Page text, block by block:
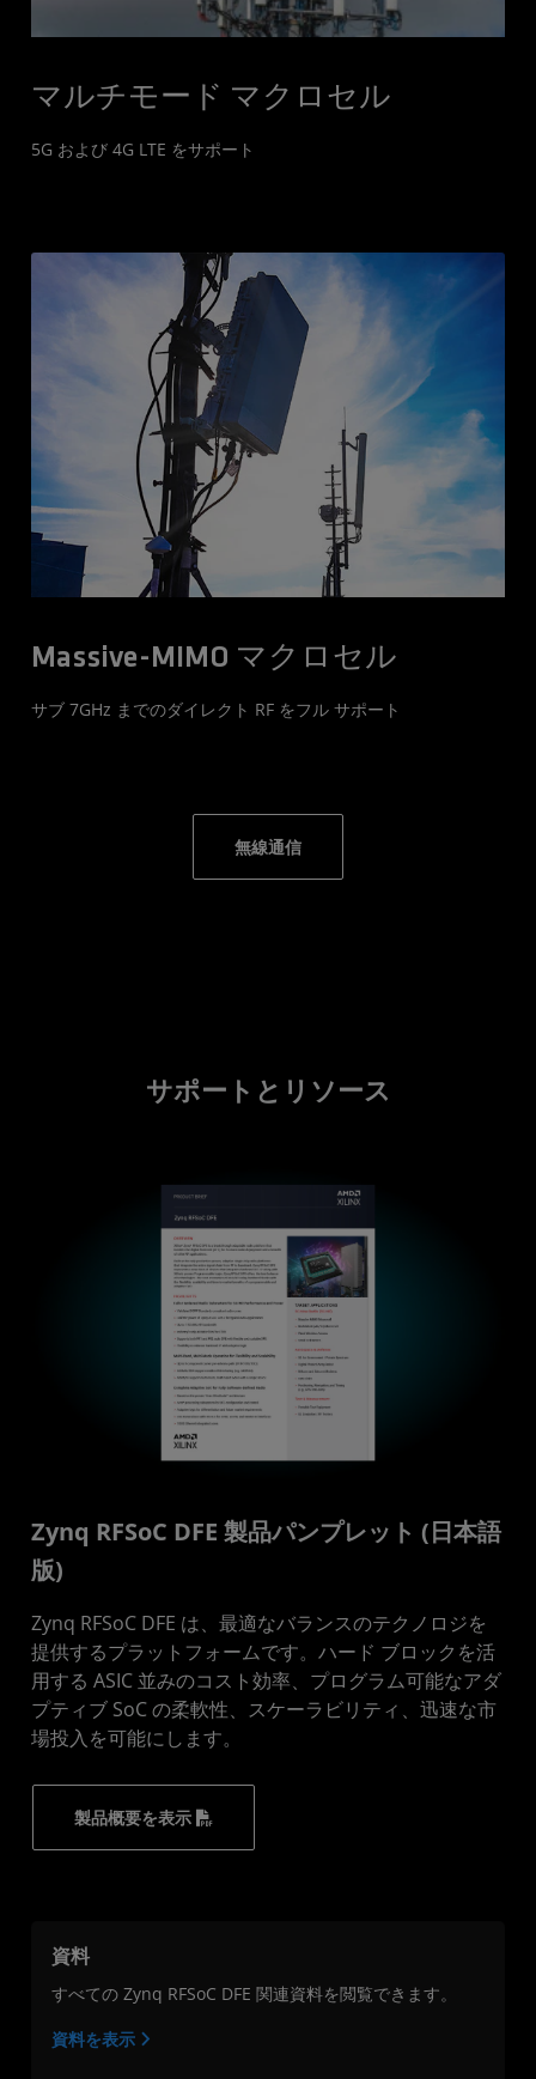
マルチモード マクロセル
5G および 4G LTE をサポート
Massive-MIMO マクロセル
サブ 7GHz までのダイレクト RF をフル サポート
無線通信
サポートとリソース
Zynq RFSoC DFE 製品パンプレット (日本語
版)
Zynq RFSoC DFE は、最適なバランスのテクノロジを
提供するプラットフォームです。ハード ブロックを活
用する ASIC 並みのコスト効率、プログラム可能なアダ
プティブ SoC の柔軟性、スケーラビリティ、迅速な市
場投入を可能にします。
製品概要を表示
資料
すべての Zynq RFSoC DFE 関連資料を閲覧できます。
資料を表示